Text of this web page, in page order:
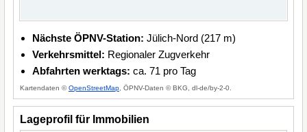
Nächste ÖPNV-Station: Jülich-Nord (217 m)
Verkehrsmittel: Regionaler Zugverkehr
Abfahrten werktags: ca. 71 pro Tag
Kartendaten ©OpenStreetMap , ÖPNV-Daten © BKG, dl-de/by-2-0.
Lageprofil für Immobilien